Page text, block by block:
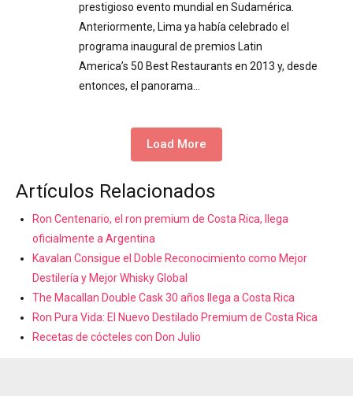
prestigioso evento mundial en Sudamérica.
Anteriormente, Lima ya había celebrado el
programa inaugural de premios Latin
America’s 50 Best Restaurants en 2013 y, desde
entonces, el panorama…
Load More
Artículos Relacionados
Ron Centenario, el ron premium de Costa Rica, llega
oficialmente a Argentina
Kavalan Consigue el Doble Reconocimiento como Mejor
Destilería y Mejor Whisky Global
The Macallan Double Cask 30 años llega a Costa Rica
Ron Pura Vida: El Nuevo Destilado Premium de Costa Rica
Recetas de cócteles con Don Julio